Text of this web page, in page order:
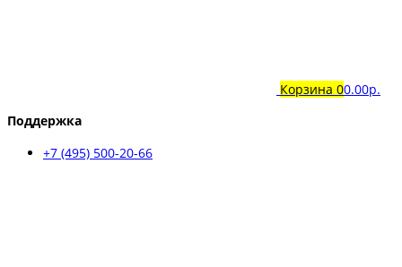
Корзина 00.00р.
Поддержка
+7 (495) 500-20-66